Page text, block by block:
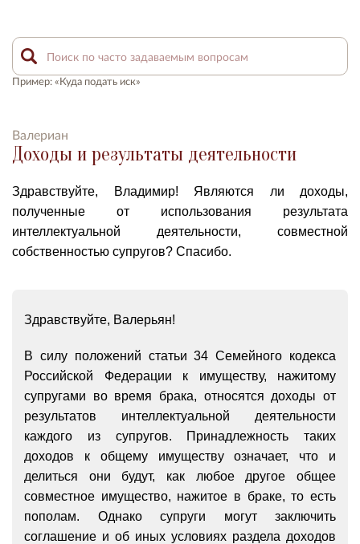
Пример: «Куда подать иск»
Валериан
Доходы и результаты деятельности
Здравствуйте, Владимир! Являются ли доходы,
полученные от использования результата
интеллектуальной деятельности, совместной
собственностью супругов? Спасибо.
Здравствуйте, Валерьян!
В силу положений статьи 34 Семейного кодекса
Российской Федерации к имуществу, нажитому
супругами во время брака, относятся доходы от
результатов интеллектуальной деятельности
каждого из супругов. Принадлежность таких
доходов к общему имуществу означает, что и
делиться они будут, как любое другое общее
совместное имущество, нажитое в браке, то есть
пополам. Однако супруги могут заключить
соглашение и об иных условиях раздела доходов